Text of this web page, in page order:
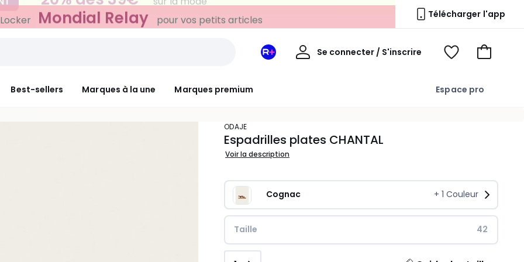
Mondial Relay pour vos petits articles Télécharger l'app
Best-sellers Marques à la une Marques premium Espace pro
Mon
Se connecter / S'inscrire
Mon
Voir
Voir
ODAJE
Espadrilles plates CHANTAL
Voir la description
Cognac + 1 Couleur
Taille 42